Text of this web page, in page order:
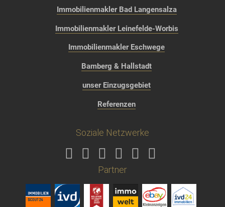
Immobilienmakler Bad Langensalza
Immobilienmakler Leinefelde-Worbis
Immobilienmakler Eschwege
Bamberg & Hallstadt
unser Einzugsgebiet
Referenzen
Soziale Netzwerke
Partner